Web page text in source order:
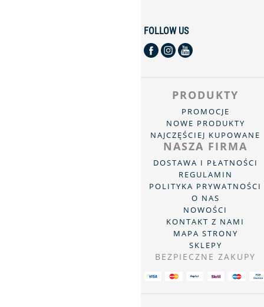
FOLLOW US
PRODUKTY
PROMOCJE
NOWE PRODUKTY
NAJCZĘŚCIEJ KUPOWANE
NASZA FIRMA
DOSTAWA I PŁATNOŚCI
REGULAMIN
POLITYKA PRYWATNOŚCI
O NAS
NOWOŚCI
KONTAKT Z NAMI
MAPA STRONY
SKLEPY
BEZPIECZNE ZAKUPY